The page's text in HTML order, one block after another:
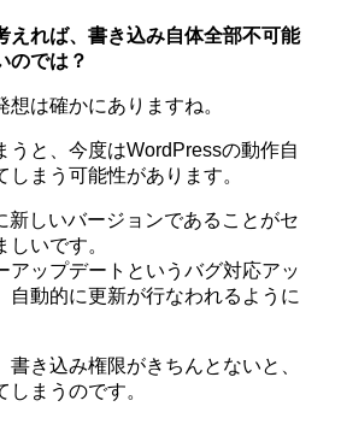
えれば、書き込み自体全部不可能
のでは？
想は確かにありますね。
うと、今度はWordPressの動作自
まう可能性があります。
新しいバージョンであることがセ
いです。
アップデートというバグ対応アッ
自動的に更新が行なわれるように
書き込み権限がきちんとないと、
まうのです。